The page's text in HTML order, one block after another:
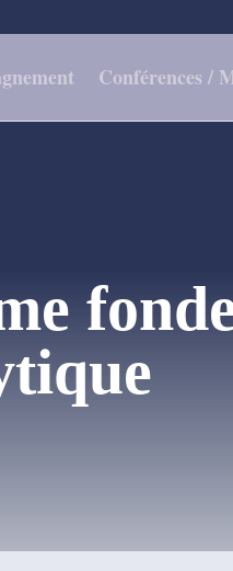
Conférences /